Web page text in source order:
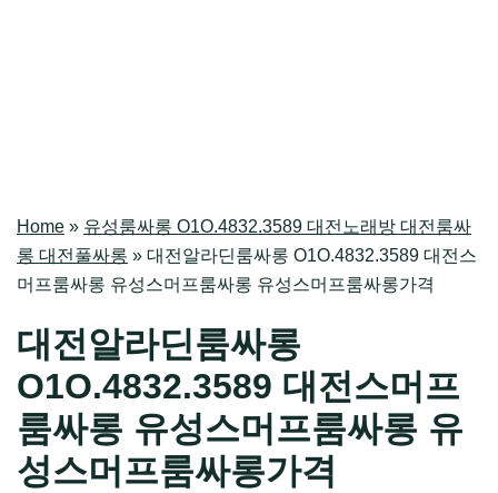
Home » 유성룸싸롱 O1O.4832.3589 대전노래방 대전룸싸
롱 대전풀싸롱 » 대전알라딘룸싸롱 O1O.4832.3589 대전스
머프룸싸롱 유성스머프룸싸롱 유성스머프룸싸롱가격
대전알라딘룸싸롱
O1O.4832.3589 대전스머프
룸싸롱 유성스머프룸싸롱 유
성스머프룸싸롱가격